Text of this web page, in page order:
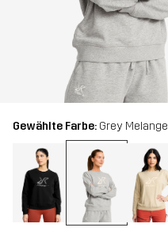
Gewählte Farbe: Grey Melange